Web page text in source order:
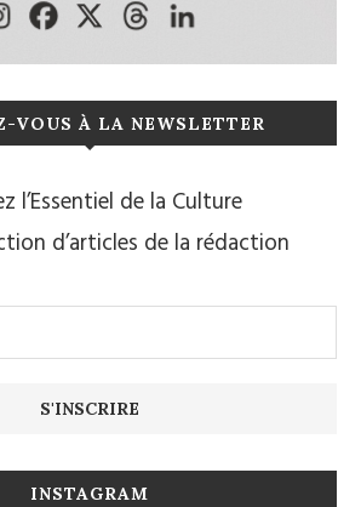
VOUS À LA NEWSLETTER
l’Essentiel de la Culture
d’articles de la rédaction
INSTAGRAM